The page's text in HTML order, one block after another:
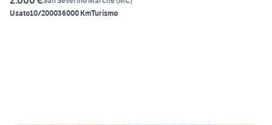
Usato10/200036000 KmTurismo